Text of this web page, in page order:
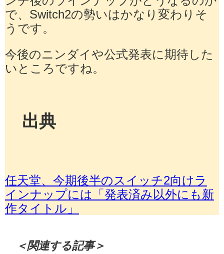
で、Switch2の勢いはかなり変わりそ
うです。
今後のニンダイや公式発表に期待した
いところですね。
出典
任天堂、今期後半のスイッチ2向けラ
インナップには「発表済み以外にも新
作タイトル」
＜関連する記事＞